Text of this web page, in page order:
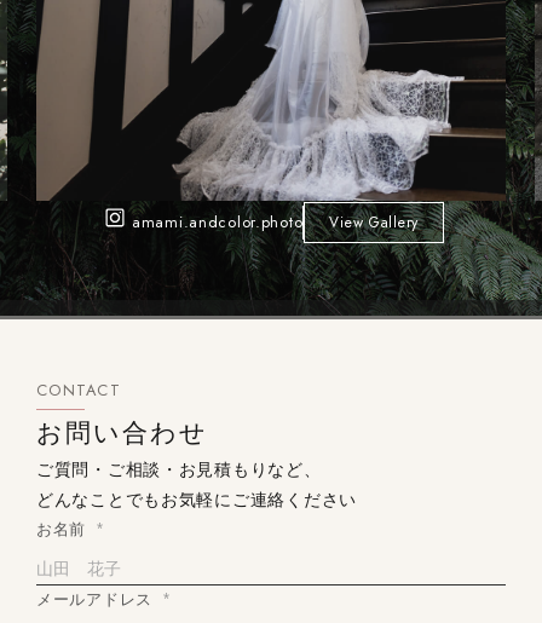
amami.andcolor.photo View Gallery
CONTACT
お問い合わせ
ご質問・ご相談・お見積もりなど、
どんなことでもお気軽にご連絡ください
お名前 *
メールアドレス *